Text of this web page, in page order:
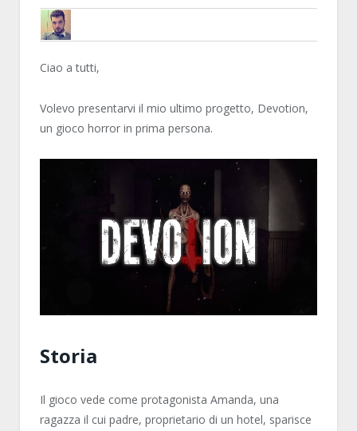
DEADBYTE
Ciao a tutti,
Volevo presentarvi il mio ultimo progetto, Devotion,
un gioco horror in prima persona.
Storia
Il gioco vede come protagonista Amanda, una
ragazza il cui padre, proprietario di un hotel, sparisce